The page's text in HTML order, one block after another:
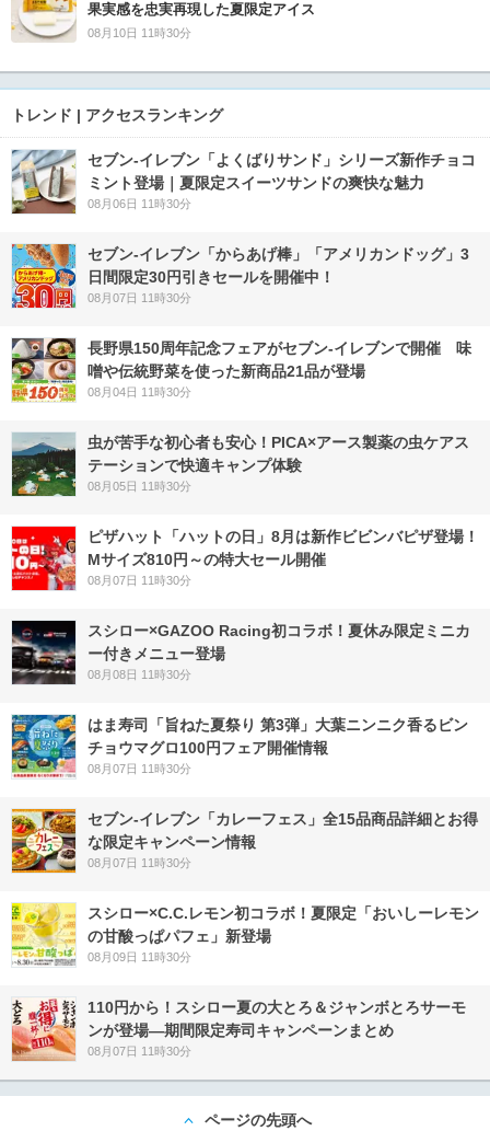
果実感を忠実再現した夏限定アイス
08月10日 11時30分
トレンド | アクセスランキング
セブン‐イレブン「よくばりサンド」シリーズ新作チョコ
ミント登場｜夏限定スイーツサンドの爽快な魅力
08月06日 11時30分
セブン‐イレブン「からあげ棒」「アメリカンドッグ」3
日間限定30円引きセールを開催中！
08月07日 11時30分
長野県150周年記念フェアがセブン-イレブンで開催 味
噌や伝統野菜を使った新商品21品が登場
08月04日 11時30分
虫が苦手な初心者も安心！PICA×アース製薬の虫ケアス
テーションで快適キャンプ体験
08月05日 11時30分
ピザハット「ハットの日」8月は新作ビビンバピザ登場！
Mサイズ810円～の特大セール開催
08月07日 11時30分
スシロー×GAZOO Racing初コラボ！夏休み限定ミニカ
ー付きメニュー登場
08月08日 11時30分
はま寿司「旨ねた夏祭り 第3弾」大葉ニンニク香るビン
チョウマグロ100円フェア開催情報
08月07日 11時30分
セブン‐イレブン「カレーフェス」全15品商品詳細とお得
な限定キャンペーン情報
08月07日 11時30分
スシロー×C.C.レモン初コラボ！夏限定「おいしーレモン
の甘酸っぱパフェ」新登場
08月09日 11時30分
110円から！スシロー夏の大とろ＆ジャンボとろサーモ
ンが登場―期間限定寿司キャンペーンまとめ
08月07日 11時30分
ページの先頭へ